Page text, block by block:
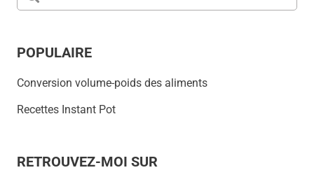
POPULAIRE
Conversion volume-poids des aliments
Recettes Instant Pot
RETROUVEZ-MOI SUR